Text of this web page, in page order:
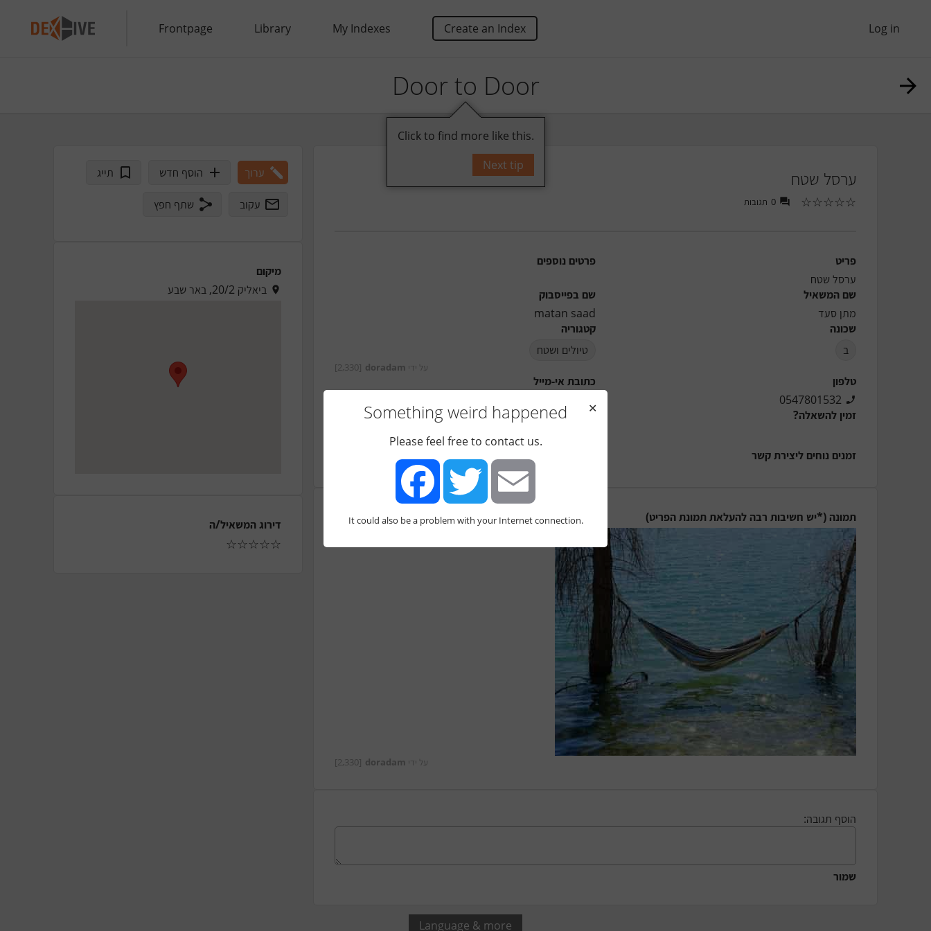
Frontpage Library My Indexes Create an Index Log in
Door to Door
ערסל שטח
☆
☆
☆
☆
☆
0 תגובות
פריט
ערסל שטח
פרטים נוספים
שם המשאיל
מתן סעד
שם בפייסבוק
matan saad
שכונה
ב
קטגוריה
טיולים ושטח
על ידי doradam
[2,330]
טלפון
0547801532
כתובת אי-מייל
זמין להשאלה?
איך נוח לי שיצרו איתי קשר?
טלפון - הודעות בלבד
זמנים נוחים ליצירת קשר
תמונה (*יש חשיבות רבה להעלאת תמונת הפריט)
על ידי doradam
[2,330]
הוסף תגובה:
שמור
ערוך הוסף חדש תייג
עקוב שתף חפץ
מיקום
ביאליק 20/2, באר שבע
דירוג המשאיל/ה
☆
☆
☆
☆
☆
Language & more
Something weird happened ✕
Please feel free to contact us.
FacebookTwitter Email
It could also be a problem with your Internet connection.
Click to find more like this.
Next tip